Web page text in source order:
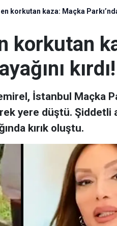
korkutan kaza: Maçka Parkı’nda
korkutan
kırdı!
İstanbul Maçka
yere düştü. Şiddetli
kırık oluştu.